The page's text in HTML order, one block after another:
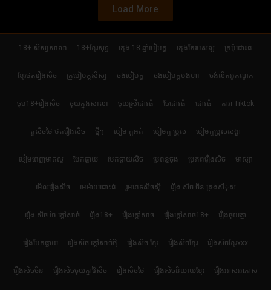
Load More
18+ សិស្សសាលា 18+ខ្មែរសុទ្ធ ក្មេង 18 ឆ្នាំបៀមក្ដ ក្មេងតែរបស់ល្អ ក្រមុំដោះធំ
ខ្មែរថតរឿងសិច គ្រូបៀមក្ដសិស្ស ចង់បៀមក្ដ ចង់បៀមក្តបងហា ចង់លិតអូកណូក
ចុម18+រឿងសិច ចុយក្នុងសាលា ចុយស្រីដោះធំ ចែដោះធំ ដោះធំ តារា Tiktok
តួសិចថៃ ថតរឿងសិច ថ្មីៗ បៀម ក្ដអត់ បៀមក្ដ ប្រុស បៀមក្តប្រុសសង្ហា
បៀមពេញមាត់ល្អ បែកធ្លាយ បែកធ្លាយសិច ប្រពន្ធចុង ប្រភពរឿងសិច ម៉ាស្សា
មើលរឿងសិច មេម៉ាយដោះធំ រួមភេទសិចស៊ី រឿង សិច ចិន ត្រង់សីុស
រឿង សិច ថៃ ក្តៅសាច់ រឿង18+ រឿងក្ដៅសាច់ រឿងក្ដៅសាច់18+ រឿងចុយគ្នា
រឿងបែកធ្លាយ រឿងសិច ក្តៅសាច់ថ្មី រឿងសិច ខ្មែរ រឿងសិចខ្មែរ រឿងសិចខ្មែរxxx
រឿងសិចចិន រឿងសិចចុយគ្នាវ៉ៃសិច រឿងសិចថៃ រឿងសិចនិយាយខ្មែរ រឿងអាសអាភាស